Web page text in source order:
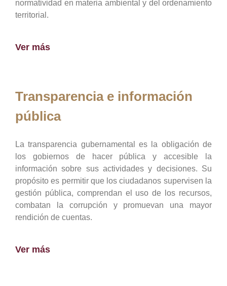
normatividad en materia ambiental y del ordenamiento
territorial.
Ver más
Transparencia e información
pública
La transparencia gubernamental es la obligación de
los gobiernos de hacer pública y accesible la
información sobre sus actividades y decisiones. Su
propósito es permitir que los ciudadanos supervisen la
gestión pública, comprendan el uso de los recursos,
combatan la corrupción y promuevan una mayor
rendición de cuentas.
Ver más